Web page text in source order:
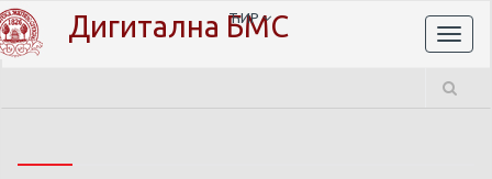
Дигитална БМС
ЋИР